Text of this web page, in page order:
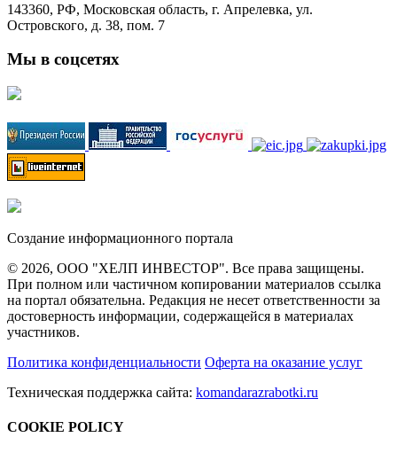
143360, РФ, Московская область, г. Апрелевка, ул.
Островского, д. 38, пом. 7
Мы в соцсетях
Создание информационного портала
© 2026, ООО "ХЕЛП ИНВЕСТОР". Все права защищены.
При полном или частичном копировании материалов ссылка
на портал обязательна. Редакция не несет ответственности за
достоверность информации, содержащейся в материалах
участников.
Политика конфиденциальности Оферта на оказание услуг
Техническая поддержка сайта: komandarazrabotki.ru
COOKIE POLICY